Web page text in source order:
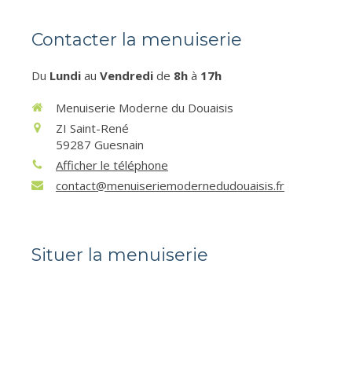
Contacter la menuiserie
Du Lundi au Vendredi de 8h à 17h
Menuiserie Moderne du Douaisis
ZI Saint-René
59287 Guesnain
Afficher le téléphone
contact@menuiseriemodernedudouaisis.fr
Situer la menuiserie